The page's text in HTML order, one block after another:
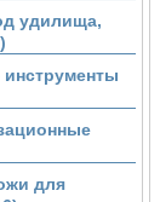
удилища,
для